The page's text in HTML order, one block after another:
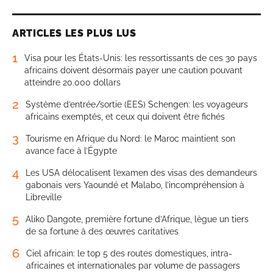
ARTICLES LES PLUS LUS
1
Visa pour les États-Unis: les ressortissants de ces 30 pays
africains doivent désormais payer une caution pouvant
atteindre 20.000 dollars
2
Système d’entrée/sortie (EES) Schengen: les voyageurs
africains exemptés, et ceux qui doivent être fichés
3
Tourisme en Afrique du Nord: le Maroc maintient son
avance face à l’Égypte
4
Les USA délocalisent l’examen des visas des demandeurs
gabonais vers Yaoundé et Malabo, l’incompréhension à
Libreville
5
Aliko Dangote, première fortune d’Afrique, lègue un tiers
de sa fortune à des œuvres caritatives
6
Ciel africain: le top 5 des routes domestiques, intra-
africaines et internationales par volume de passagers